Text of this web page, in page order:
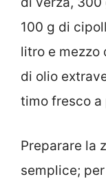
100 g di
litro e mezzo
di olio
timo fresco a
Preparare la
semplice;